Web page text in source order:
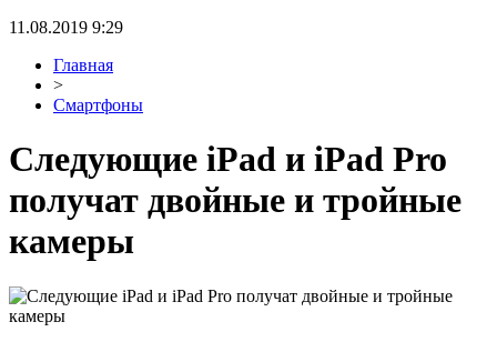
11.08.2019 9:29
Главная
>
Смартфоны
Следующие iPad и iPad Pro
получат двойные и тройные
камеры